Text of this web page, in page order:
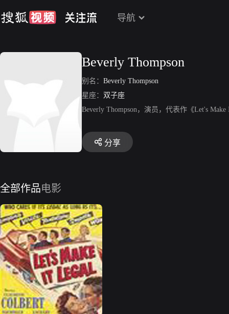
导航
Beverly Thompson
别名： Beverly Thompson
星座： 双子座
Beverly Thompson，演员，代表作《Let's
分享
全部作品电影